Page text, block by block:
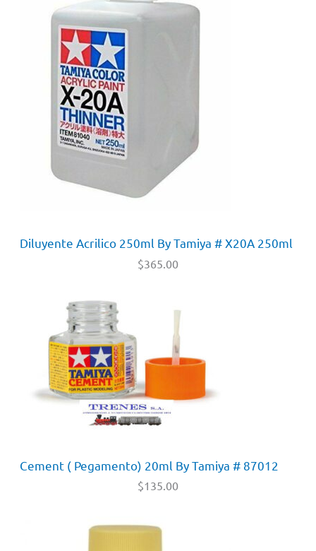
Diluyente Acrilico 250ml By Tamiya # X20A 250ml
$365.00
Cement ( Pegamento) 20ml By Tamiya # 87012
$135.00